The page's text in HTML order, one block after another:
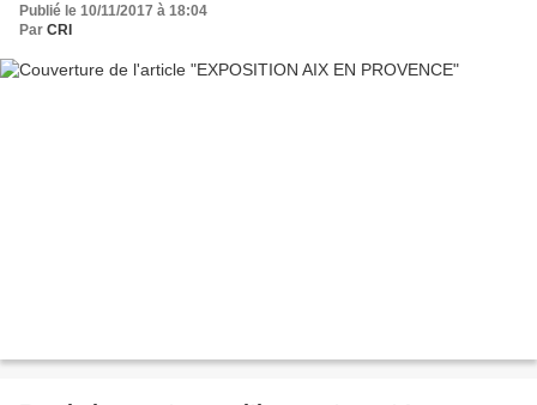
Publié le 10/11/2017 à 18:04
Par CRI